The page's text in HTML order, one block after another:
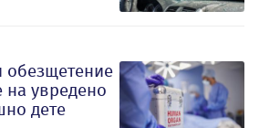
обезщетение
на увредено
дете